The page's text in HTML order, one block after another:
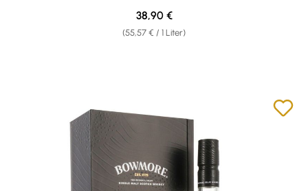
(55,57 € / 1 Liter)
Regulärer Preis:
38,90 €